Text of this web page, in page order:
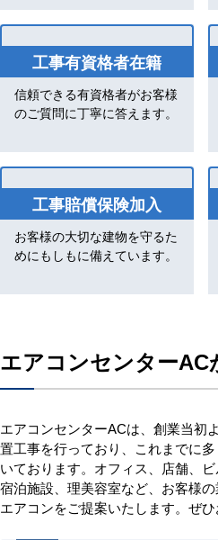
工事有資格者在籍
信頼できる有資格者がお客様
のご質問に丁寧に答えます。
工事賠償保険加入
お客様の大切な建物を守るた
めにもしもに備えています。
エアコンセンターAC
エアコンセンターACは、創業当初
置工事を行っており、これまでに
いております。オフィス、店舗、ビ
宿泊施設、理美容室など、お客様
エアコンをご提案いたします。ぜひ